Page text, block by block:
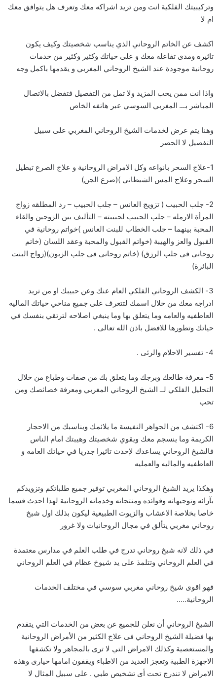
وتركيبيتك الفلكية انت ومن تريد اشراكه معك وتعرف هل يتوافق معك
ام لا
اكشف عن الخاتم الروحاني الذي يناسب شخصيتك وكيف يكون
تاثيره ومدى تفاعله معك و على حياتك وكثير وكثير من خدمات
روحانية موجودة عند الشيخ الروحاني المغربي و يقدمها باكمل وجه
واذا انت ممن يحب المزيد ولا تمل من التفصيل فتفضل بالاتصال
المباشر بـــ المغربي السوسي عبر هاتفه الخاص
وهنا يتم عرض لخدمات الشيخ الروحاني المغربي على سبيل
التفصيل لا الحصر
1-علاج السحر بانواعه وكل الامراض الروحانية و علاج الصرع تبطيل
السحر وعلاج المس الشيطاني )(صرع الجن)
2- جلب الحبيب ( تزويج العانس – جلب الحبيب – رد المطلقه زواج
المرأة الارمله – جلب الحبيب لحبيبته – التأليف بين الزوجين والقاء
المحبة بينهما – جلب الخطاب للبنت العانس )خواتم روحانية في
القبول والعز والهيبة (خواتم القبول والمحبة وعقد اللسان (خاتم
روحاني في جلب الرزق) (خاتم روحاني في جلب الزبون)(زواج البنت
البائرة)
3- الكشف الروحاني الفلكي العام عنك وعن حبيبك او من تريد
ادراجه معك من خلال اسمك لتتعرف على جميع مناحي حياتك الماليه
العاطفيه والعامه وما يتعلق بها وما ينبغي اصلاحه لترتقي بنفسك في
حياتك وتطورها للافضل باذن الله تعالى .
4- تفسير الاحلام والرئى .
5- معرفة طالعك وبرجك وما يتعلق بك من صفات وطباع من خلال
التحليل الفلكي لــ الشيخ الروحاني المغربي ومعرفة خصائصك ومن
تحب
6- اكتشف من الجواهر النفيسة ما يلائمك ويناسبك من الاحجار
الكريمة وما ينسجم معك ويقوي شخصيتك وهيبتك امام الناس
فالشيخ الروحاني يساعدك لإحدث تاثيرا جدريا في حياتك العامه و
العاطفيه والماليه والعمليه
وهكذا يريد الشيخ الروحاني المغربي توفير جميع طلباتكم وتزويدكم
بآرائه وتوجيهاته وفوائده ومنتجاته وخدماته الروحانية لهذا احدث قسما
خاصا بخلاصة الاعشاب والزيوت الطبيعية ليكون بذلك اول شيخ
روحاني مغربي يتألق في مجال الروحانيات ولا غرور
في ذلك لانه شيخ روحاني تدرج في طلب العلم في مدارس معتمدة
في العلم الروحاني وتتلمذ على يد شيوخ عظام في العلم الروحاني
فهو اقوى شيخ روحاني مغربي سوسي في مختلف الخدمات
الروحانية…..
الشيخ الروحاني أن نعلن للجميع عن بعض من الخدمات التي يتقدم
بها فضيلة الشيخ الروحاني فى علاج الكثير من الأمراض الروحانية
والمستعصية وكذلك الامراض التي لا ترى بالمجاهر ولا تكشفها
الاجهزة الطبية وتعجز العديد من الاطباء ويقفون امامها حيارى وهذه
الامراض لا تندرج تحت أى تشخيص طبي . على سبيل المثال لا